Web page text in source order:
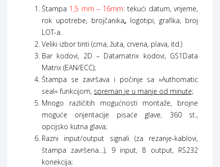
Štampa 1,5 mm – 16mm: tekući datum, vrijeme,
rok upotrebe, brojčanika, logotipi, grafika, broj
LOT-a.
Veliki izbor tinti (crna, žuta, crvena, plava, itd.)
Bar kodovi, 2D – Datamatrix kodovi, GS1Data
Matrix (EAN/ECC);
Štampa se završava i počinje sa »Authomatic
seal« funkcijom, spreman je u manje od minute;
Mnogo različitih mogućnosti montaže, brojne
moguće orijentacije pisaće glave, 360 st.,
opcijsko kutna glava;
Razni input/output signali (za rezanje-kablovi,
štampa završena…), 9 input, 8 output, RS232
konekcija;